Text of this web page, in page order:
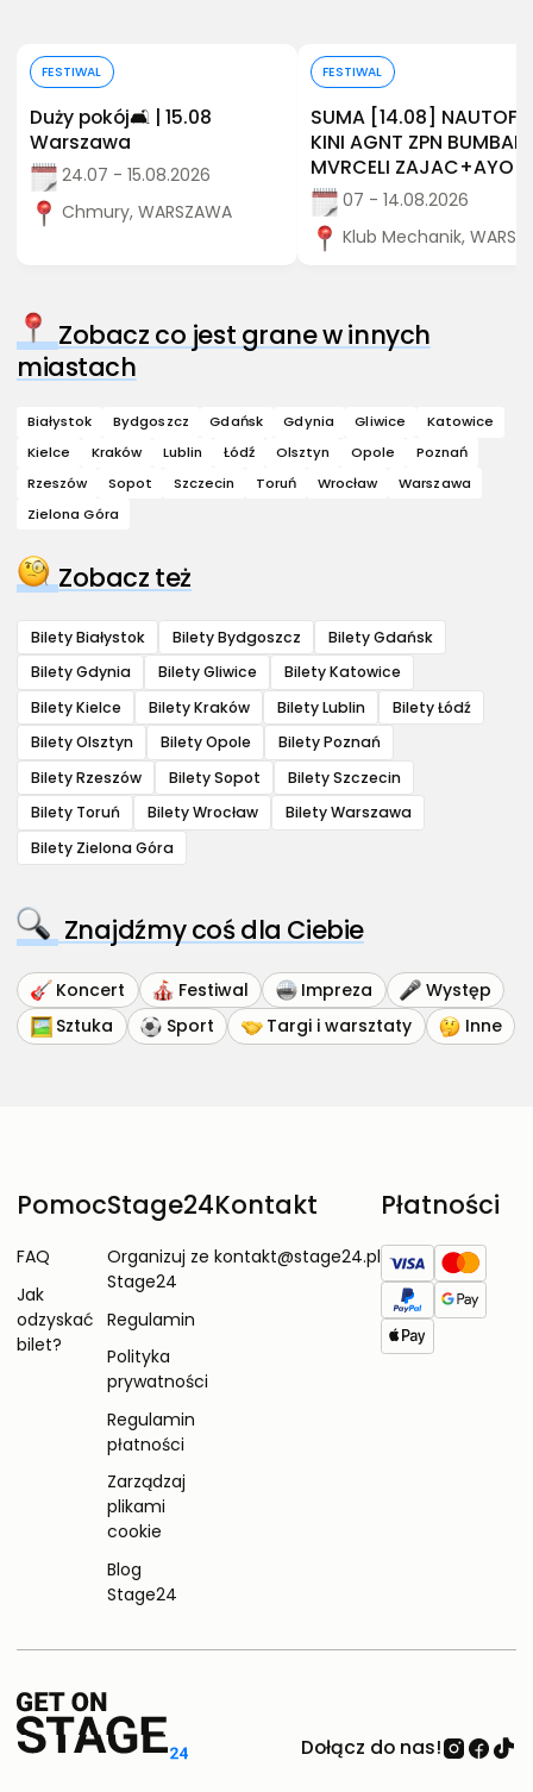
FESTIWAL
Duży pokój🛋️ | 15.08
Warszawa
24.07 - 15.08.2026
Chmury, WARSZAWA
FESTIWAL
SUMA [14.08]
KINI AGNT ZPN
MVRCELI ZAJAC+AYO
07 - 14.08.2026
Klub Mechanik,
Zobacz co jest grane w innych
miastach
Białystok Bydgoszcz Gdańsk Gdynia Gliwice
Katowice
Kielce
Kraków Lublin Łódź Olsztyn Opole
Poznań
Rzeszów
Sopot Szczecin Toruń Wrocław
Warszawa
Zielona Góra
Zobacz też
Bilety Białystok Bilety Bydgoszcz
Bilety Gdańsk
Bilety Gdynia
Bilety Gliwice
Bilety Katowice
Bilety Kielce
Bilety Kraków Bilety Lublin
Bilety Łódź
Bilety Olsztyn
Bilety Opole
Bilety Poznań
Bilety Rzeszów
Bilety Sopot
Bilety Szczecin
Bilety Toruń
Bilety Wrocław
Bilety Warszawa
Bilety Zielona Góra
Znajdźmy coś dla Ciebie
Koncert Festiwal Impreza
Występ
Sztuka
Sport Targi i warsztaty Inne
Pomoc
FAQ
Jak
odzyskać
bilet?
Stage24
Organizuj ze
Stage24
Regulamin
Polityka
prywatności
Regulamin
płatności
Zarządzaj
plikami
cookie
Blog
Stage24
Kontakt
kontakt@stage24.pl
Płatności
Dołącz do nas!